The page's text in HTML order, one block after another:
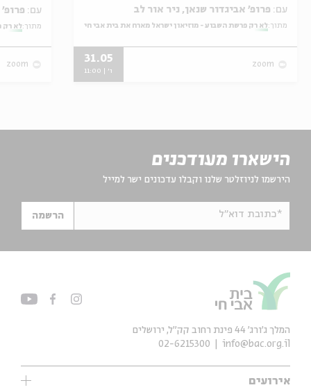
עם:
מתוך: לא רק פרשת השבוע - מוזיאון ישראל מארח את בית אבי חי
zoom
31.05
ו' | 11:00
עם:
מתוך: לא רק
zoom
הישארו מעודכנים
הירשמו לניוזלטר שלנו וקבלו עדכונים ישר למייל
*כתובת דוא"ל הרשמה
אירועים
המלך ג'ורג' 44 פינת רחוב קק״ל, ירושלים
info@bac.org.il
02-6215300